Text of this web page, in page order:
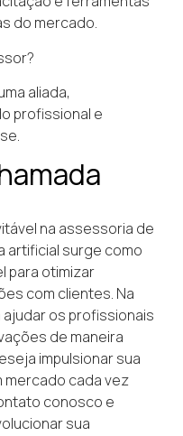
do mercado.
aliada,
profissional e
na assessoria de
artificial surge como
para otimizar
com clientes. Na
os profissionais
de maneira
impulsionar sua
mercado cada vez
conosco e
sua